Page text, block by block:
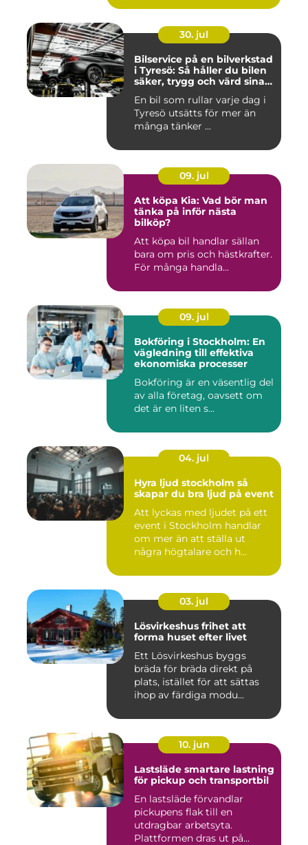
30. jul
Bilservice på en bilverkstad
i Tyresö: Så håller du bilen
säker, trygg och värd sina
En bil som rullar varje dag i
Tyresö utsätts för mer än
många tänker ...
09. jul
Att köpa Kia: Vad bör man
tänka på inför nästa
bilköp?
Att köpa bil handlar sällan
bara om pris och hästkrafter.
För många handla...
09. jul
Bokföring i Stockholm: En
vägledning till effektiva
ekonomiska processer
Bokföring är en väsentlig del
av alla företag, oavsett om
det är en liten s...
04. jul
Hyra ljud stockholm så
skapar du bra ljud på event
Att lyckas med ljudet på ett
event i Stockholm handlar
om mer än att ställa ut
några högtalare och h...
03. jul
Lösvirkeshus frihet att
forma huset efter livet
Ett Lösvirkeshus byggs
bräda för bräda direkt på
plats, istället för att sättas
ihop av färdiga modu...
10. jun
Lastsläde smartare lastning
för pickup och transportbil
En lastsläde förvandlar
pickupens flak till en
utdragbar arbetsyta.
Plattformen dras ut på